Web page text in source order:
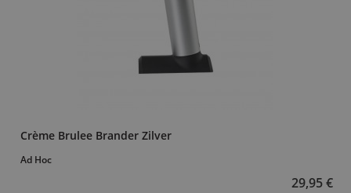
Crème Brulee Brander Zilver
Ad Hoc
29,95 €